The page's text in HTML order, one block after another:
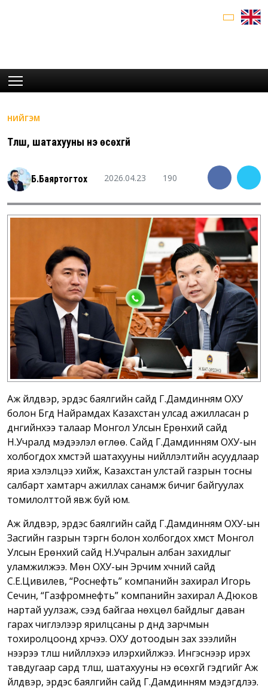
НИЙГЭМ
Түлш, шатахууны үнэ өсөхгүй
Б.Баяртогтох 2026.04.23 190
Аж үйлдвэр, эрдэс баялгийн сайд Г.Дамдинням ОХУ
болон Бүгд Найрамдах Казахстан улсад ажилласан үр
дүнгийнхээ талаар Монгол Улсын Ерөнхий сайд
Н.Учралд мэдээлэл өглөө. Сайд Г.Дамдинням ОХУ-ын
холбогдох хүмүүстэй шатахууны нийлүүлэлтийн асуудлаар
яриа хэлэлцээ хийж, Казахстан улстай газрын тосны
салбарт хамтарч ажиллах санамж бичиг байгуулах
томилолттой явж буй юм.
Аж үйлдвэр, эрдэс баялгийн сайд Г.Дамдинням ОХУ-ын
Засгийн газрын тэргүүн болон холбогдох хүмүүст Монгол
Улсын Ерөнхий сайд Н.Учралын албан захидлыг
уламжилжээ. Мөн ОХУ-ын Эрчим хүчний сайд
С.Е.Цивилев, “Роснефть” компанийн захирал Игорь
Сечин, “Газфромнефть” компанийн захирал А.Дюков
нартай уулзаж, үүсээд байгаа нөхцөл байдлыг даван
гарах чиглэлээр ярилцсаны үр дүнд зарчмын
тохиролцоонд хүрчээ. ОХУ дотоодын зах зээлийн
үнээрээ түлш нийлүүлэхээ илэрхийлжээ. Ингэснээр ирэх
тавдугаар сард түлш, шатахууны үнэ өсөхгүй гэдгийг Аж
үйлдвэр, эрдэс баялгийн сайд Г.Дамдинням мэдэгдлээ.